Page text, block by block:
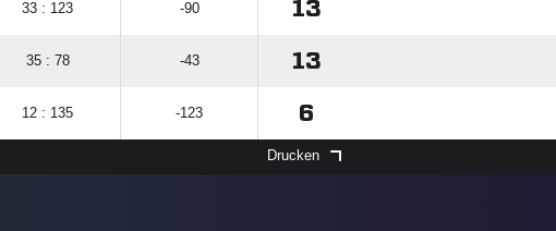
33 : 123 -90 13
35 : 78 -43 13
12 : 135 -123 6
Drucken